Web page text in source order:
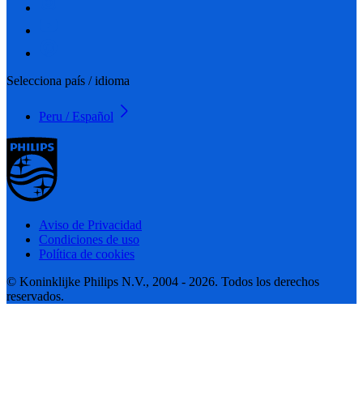
Selecciona país / idioma
Peru / Español
Aviso de Privacidad
Condiciones de uso
Política de cookies
© Koninklijke Philips N.V., 2004 - 2026. Todos los derechos
reservados.